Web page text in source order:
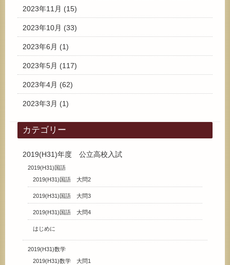
2023年11月 (15)
2023年10月 (33)
2023年6月 (1)
2023年5月 (117)
2023年4月 (62)
2023年3月 (1)
カテゴリー
2019(H31)年度 公立高校入試
2019(H31)国語
2019(H31)国語 大問2
2019(H31)国語 大問3
2019(H31)国語 大問4
はじめに
2019(H31)数学
2019(H31)数学 大問1